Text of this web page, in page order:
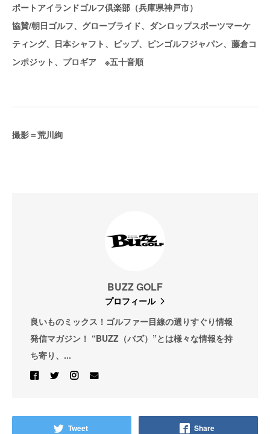
ポートアイランドゴルフ倶楽部（兵庫県神戸市）
協賛/朝日ゴルフ、グローブライド、ダンロップスポーツマーケ
ティング、日本シャフト、ピップ、ピンゴルフジャパン、藤倉コ
ンポジット、プロギア ※五十音順
撮影＝荒川絢
BUZZ GOLF
プロフィール
良いものミックス！ゴルファー目線の選りすぐり情報
発信マガジン！ “BUZZ（バズ）”とは様々な情報を持
ち寄り、...
Tweet Share